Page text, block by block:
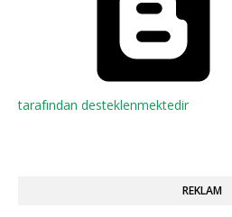
tarafından desteklenmektedir
REKLAM